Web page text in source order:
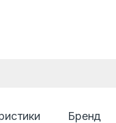
Бренд